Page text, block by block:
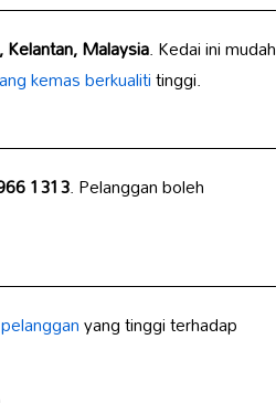
Malaysia. Kedai ini mudah
kemas berkualititinggi.
1313. Pelanggan boleh
yang tinggi terhadap